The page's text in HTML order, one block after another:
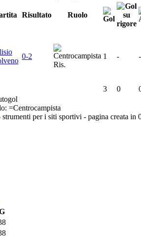
Risultato Ruolo
0-2
Ris.
1 - -
3 0
=Centrocampista
strumenti per i siti sportivi - pagina creata in